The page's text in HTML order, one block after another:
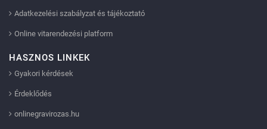
Adatkezelési szabályzat és tájékoztató
Online vitarendezési platform
HASZNOS LINKEK
Gyakori kérdések
Érdeklődés
onlinegravirozas.hu